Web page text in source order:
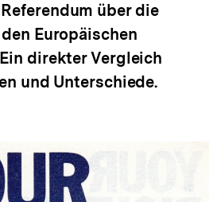
über die
Europäischen
direkter Vergleich
und Unterschiede.